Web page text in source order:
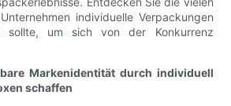
individuelle Verpackungen
sollte, um sich von der Konkurrenz
Markenidentität durch individuell
schaffen